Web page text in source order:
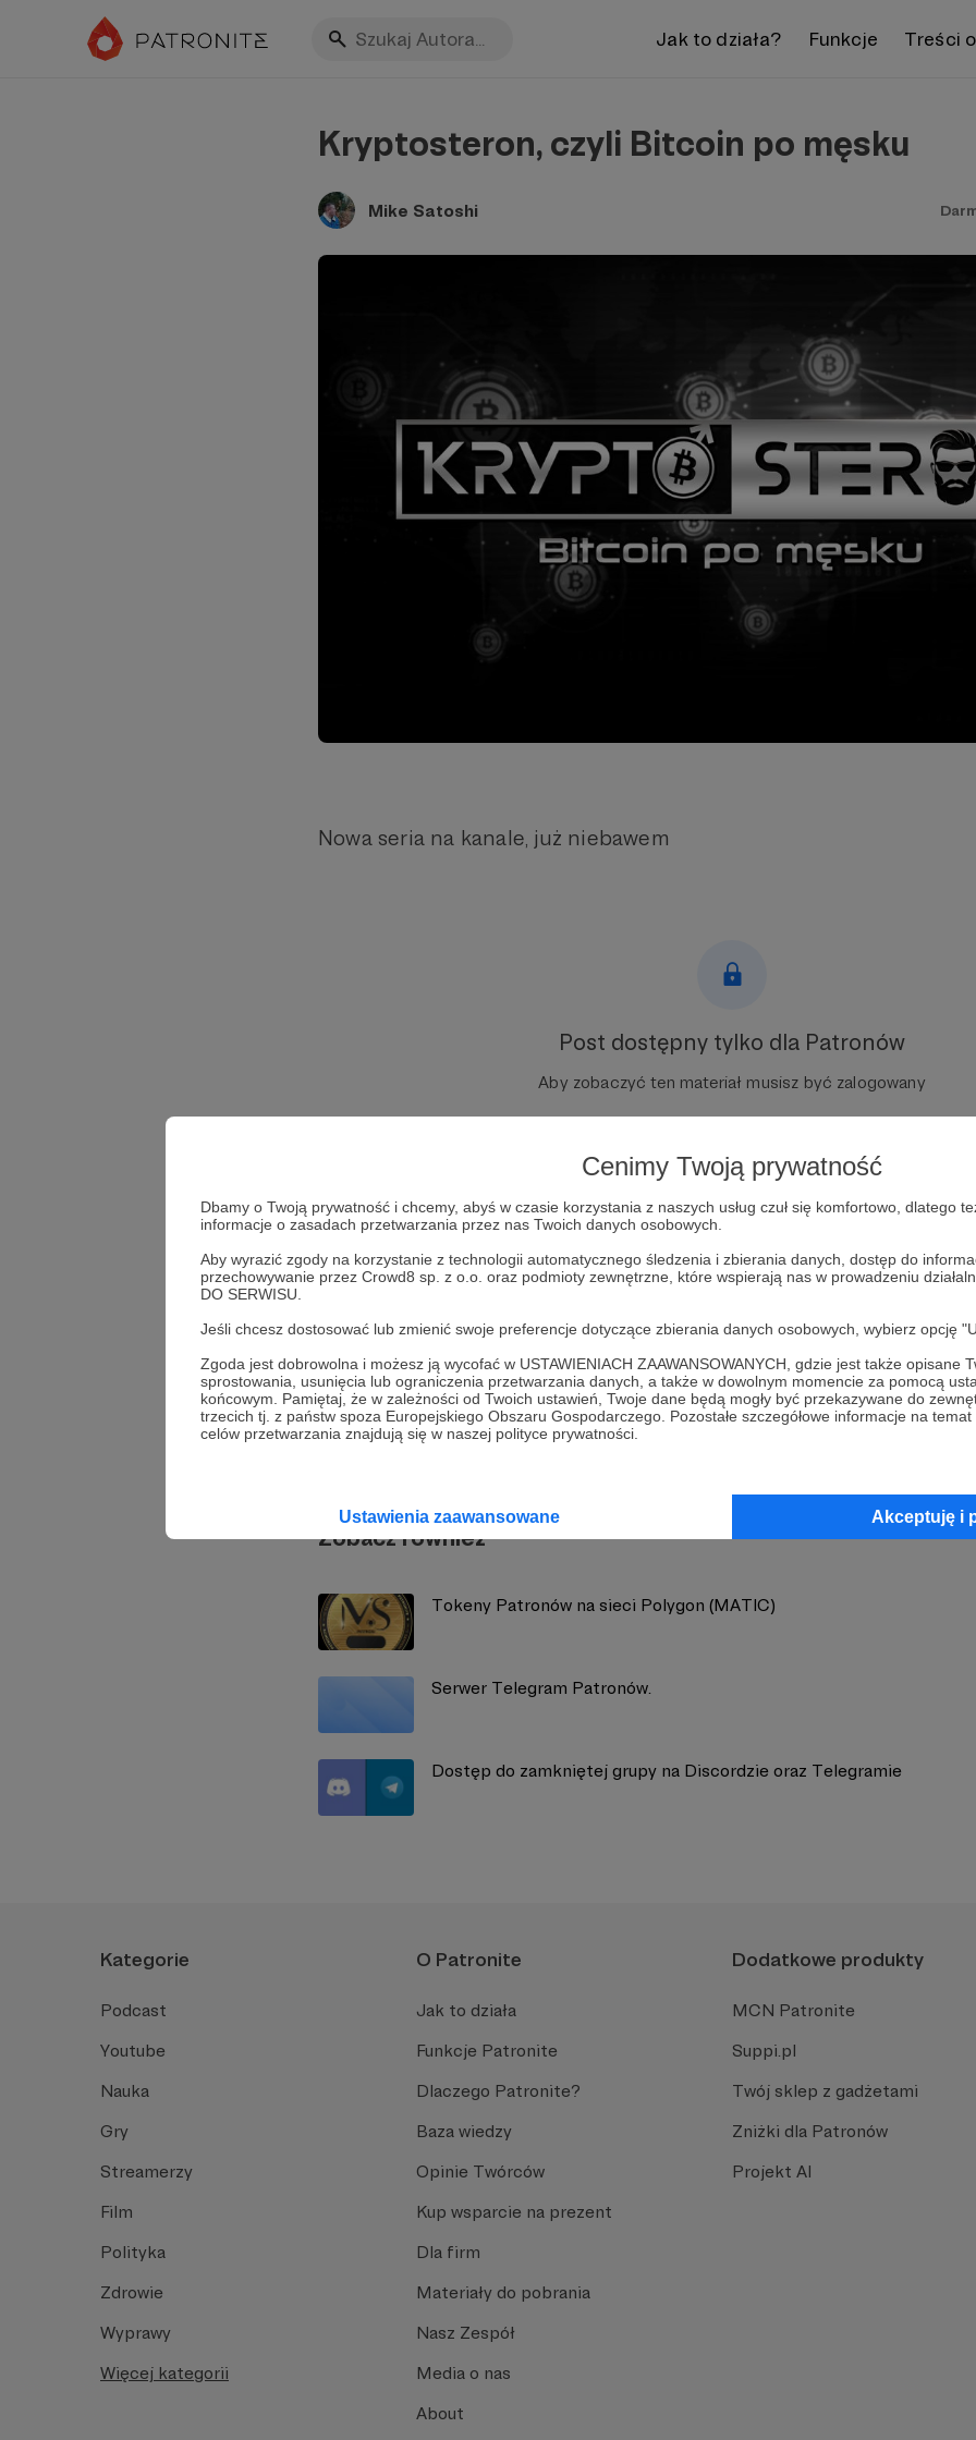
Cenimy Twoją prywatność
Dbamy o Twoją prywatność i chcemy, abyś w czasie korzystania z naszych usług czuł się komfortowo, dlatego
informacje o zasadach przetwarzania przez nas Twoich danych osobowych.
Aby wyrazić zgody na korzystanie z technologii automatycznego śledzenia i zbierania danych, dostęp do
przechowywanie przez Crowd8 sp. z o.o. oraz podmioty zewnętrzne, które wspierają nas w prowadzeniu
DO SERWISU.
Jeśli chcesz dostosować lub zmienić swoje preferencje dotyczące zbierania danych osobowych, wybierz opcję
Zgoda jest dobrowolna i możesz ją wycofać w USTAWIENIACH ZAAWANSOWANYCH, gdzie jest także opisane
sprostowania, usunięcia lub ograniczenia przetwarzania danych, a także w dowolnym momencie za pomocą
końcowym. Pamiętaj, że w zależności od Twoich ustawień, Twoje dane będą mogły być przekazywane do
trzecich tj. z państw spoza Europejskiego Obszaru Gospodarczego. Pozostałe szczegółowe informacje na
celów przetwarzania znajdują się w naszej polityce prywatności.
Ustawienia zaawansowane Akceptuję i
Jak to działa? Funkcje Treści
Kryptosteron, czyli Bitcoin po męsku
Mike Satoshi
Nowa seria na kanale, już niebawem
Post dostępny tylko dla Patronów
Aby zobaczyć ten materiał musisz być zalogowany
bitcoin kryptowaluty mike satoshi
Udostępnij
Mike Satoshi
Zobacz również
Tokeny Patronów na sieci Polygon (MATIC)
Serwer Telegram Patronów.
Dostęp do zamkniętej grupy na Discordzie oraz Telegramie
Kategorie
Podcast
Youtube
Nauka
Gry
Streamerzy
Film
Polityka
Zdrowie
Wyprawy
Więcej kategorii
O Patronite
Jak to działa
Funkcje Patronite
Dlaczego Patronite?
Baza wiedzy
Opinie Twórców
Kup wsparcie na prezent
Dla firm
Materiały do pobrania
Nasz Zespół
Media o nas
About
Dodatkowe produkty
MCN Patronite
Suppi.pl
Twój sklep z gadżetami
Zniżki dla Patronów
Projekt AI